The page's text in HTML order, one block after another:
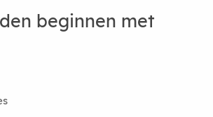
beginnen met